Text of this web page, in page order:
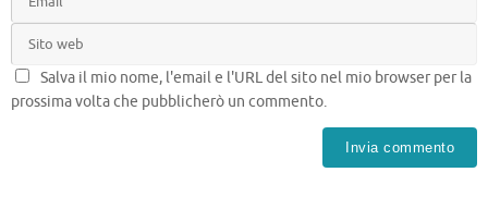
Salva il mio nome, l'email e l'URL del sito nel mio browser per la
prossima volta che pubblicherò un commento.